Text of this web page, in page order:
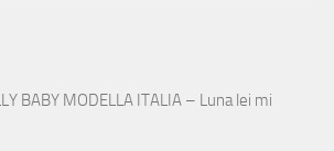
BABY MODELLA ITALIA – Luna lei mi